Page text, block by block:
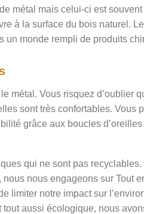
métal mais celui-ci est
à la surface du bois naturel.
monde rempli de produits
métal. Vous risquez d’oublier
sont très confortables. Vous
grâce aux boucles
qui ne sont pas
nous engageons sur Tout
limiter notre impact sur
tout aussi écologique, nous